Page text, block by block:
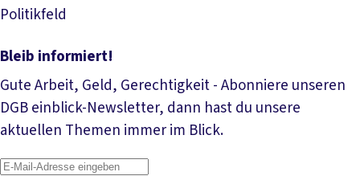
Politikfeld
Mehr lesen
Bleib informiert!
Gute Arbeit, Geld, Gerechtigkeit - Abonniere unseren
DGB einblick-Newsletter, dann hast du unsere
aktuellen Themen immer im Blick.